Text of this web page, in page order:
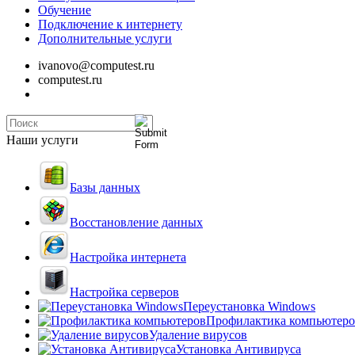
Обучение
Подключение к интернету
Дополнительные услуги
ivanovo@computest.ru
computest.ru
Наши услуги
Базы данных
Восстановление данных
Настройка интернета
Настройка серверов
Переустановка Windows
Профилактика
Удаление вирусов
Установка Антивируса